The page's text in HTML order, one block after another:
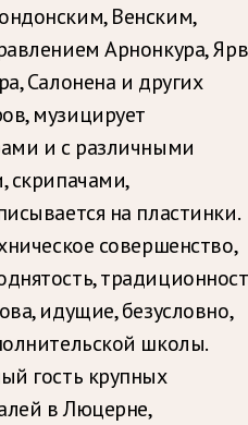
Венским,
Арнонкура,
Салонена и других
музицирует
и с различными
скрипачами,
на пластинки.
совершенство,
идущие, безусловно,
школы.
гость крупных
в Люцерне,